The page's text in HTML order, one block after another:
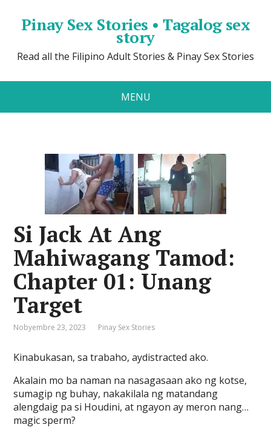
Pinay Sex Stories • Tagalog sex
story
Read all the Filipino Adult Stories & Pinay Sex Stories
MENU
Si Jack At Ang
Mahiwagang Tamod:
Chapter 01: Unang
Target
Nobyembre 23, 2023 Pinay Sex Stories
Kinabukasan, sa trabaho, aydistracted ako.
Akalain mo ba naman na nasagasaan ako ng kotse,
sumagip ng buhay, nakakilala ng matandang
alengdaig pa si Houdini, at ngayon ay meron nang…
magic sperm?